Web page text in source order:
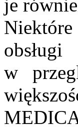
je
w